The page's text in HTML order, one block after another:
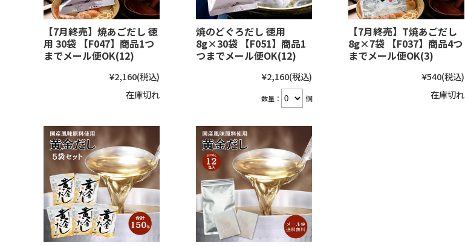
【7月終売】焼あごだし 徳
用 30袋 【F047】商品1つ
までメール便OK(12)
¥2,160(税込)
在庫切れ
焼のどぐろだし 徳用
8g×30袋 【F051】商品1
つまでメール便OK(12)
¥2,160(税込)
数量： 個
【7月終売】T焼あごだし
8g×7袋 【F037】商品4つ
までメール便OK(3)
¥540(税込)
在庫切れ